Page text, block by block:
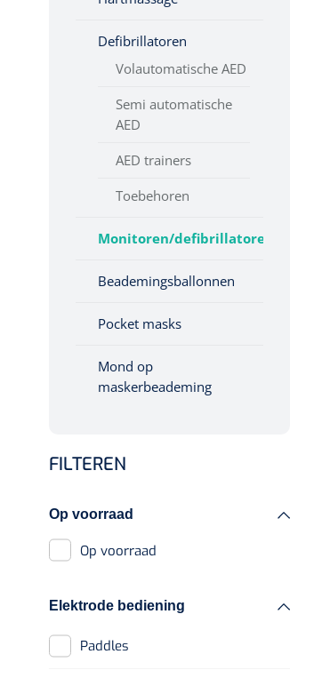
Injectiemateriaal
Infrastructuur
Instrumenten
Wondzorg
Navulling
verbandkoffers
Reddingsdekens
Diversen
Brancards
Defibrillatoren
Volautomatische AED
Semi automatische
AED
AED trainers
Toebehoren
Monitoren/defibrillatoren
Beademingsballonnen
Pocket masks
Mond op
maskerbeademing
FILTEREN
Op voorraad
Op voorraad
Elektrode bediening
Paddles